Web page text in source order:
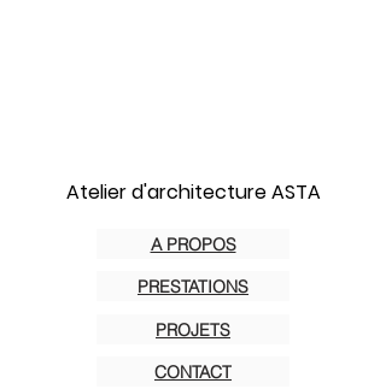
A PROPOS
PRESTATIONS
PROJETS
CONTACT
Atelier d'architecture ASTA